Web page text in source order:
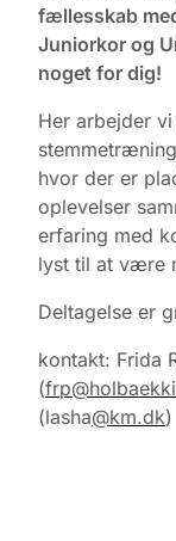
fællesskab
Juniorkor og
noget for dig!
Her arbejder
hvor der er
oplevelser
erfaring med
lyst til at være
Deltagelse er
kontakt: Frida
(
(lasha@km.dk)